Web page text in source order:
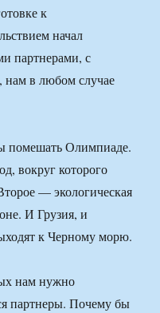
к
начал
партнерами, с
нам в любом случае
помешать Олимпиаде.
вокруг которого
— экологическая
И Грузия, и
к Черному морю.
нам нужно
партнеры. Почему бы